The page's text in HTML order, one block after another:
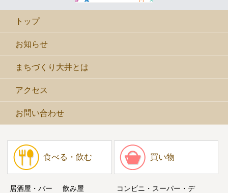
トップ
お知らせ
まちづくり大井とは
アクセス
お問い合わせ
食べる・飲む
居酒屋・バー
飲み屋
買い物
コンビニ・スーパー・デ